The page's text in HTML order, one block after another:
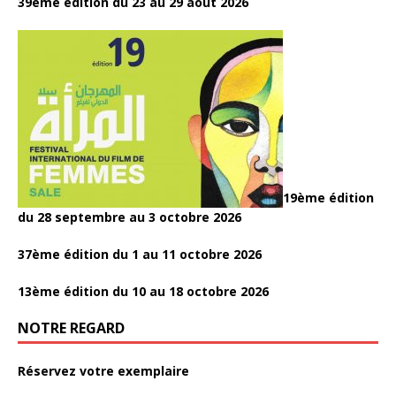
19ème édition
du 28 septembre au 3 octobre 2026
37ème édition du 1 au 11 octobre 2026
13ème édition du 10 au 18 octobre 2026
NOTRE REGARD
Réservez votre exemplaire